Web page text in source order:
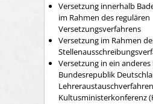
Versetzung innerhalb
im Rahmen des regulären
Versetzungsverfahrens
Versetzung im Rahmen
Versetzung in ein
Bundesrepublik
Kultusministerkonferenz